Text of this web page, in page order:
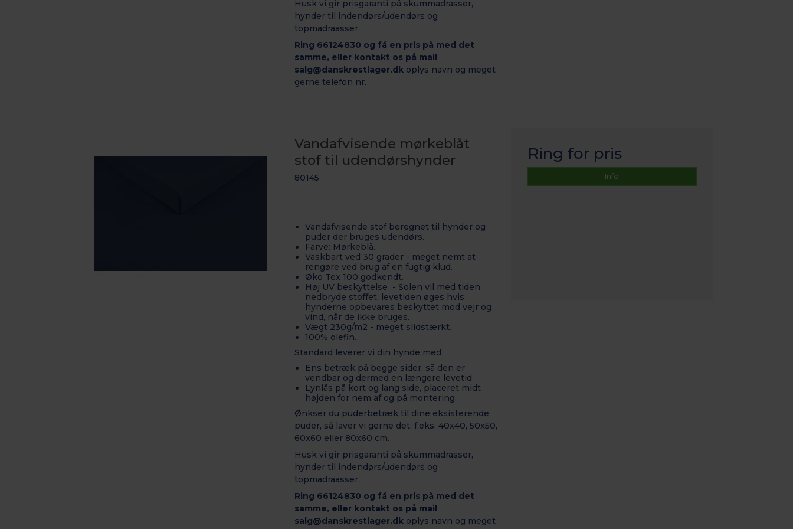
Husk vi gir prisgaranti på skummadrasser,
hynder til indendørs/udendørs og
topmadraasser.
Ring 66124830 og få en pris på med det
samme, eller kontakt os på mail
salg@danskrestlager.dk oplys navn og meget
gerne telefon nr.
Vandafvisende mørkeblåt
stof til udendørshynder
80145
Vandafvisende stof beregnet til hynder og
puder der bruges udendørs.
Farve: Mørkeblå.
Vaskbart ved 30 grader - meget nemt at
rengøre ved brug af en fugtig klud.
Øko Tex 100 godkendt.
Høj UV beskyttelse - Solen vil med tiden
nedbryde stoffet, levetiden øges hvis
hynderne opbevares beskyttet mod vejr og
vind, når de ikke bruges.
Vægt 230g/m2 - meget slidstærkt.
100% olefin.
Standard leverer vi din hynde med
Ens betræk på begge sider, så den er
vendbar og dermed en længere levetid.
Lynlås på kort og lang side, placeret midt
højden for nem af og på montering
Ønkser du puderbetræk til dine eksisterende
puder, så laver vi gerne det. f.eks. 40x40, 50x50,
60x60 eller 80x60 cm.
Husk vi gir prisgaranti på skummadrasser,
hynder til indendørs/udendørs og
topmadraasser.
Ring 66124830 og få en pris på med det
samme, eller kontakt os på mail
salg@danskrestlager.dk oplys navn og meget
Ring for pris
Info